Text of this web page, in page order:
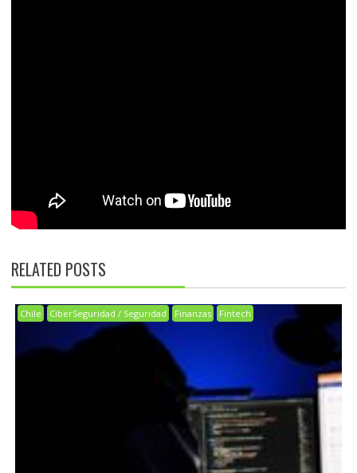
RELATED POSTS
Chile CiberSeguridad / Seguridad Finanzas Fintech